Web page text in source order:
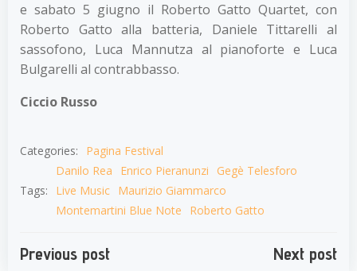
e sabato 5 giugno il Roberto Gatto Quartet, con
Roberto Gatto alla batteria, Daniele Tittarelli al
sassofono, Luca Mannutza al pianoforte e Luca
Bulgarelli al contrabbasso.
Ciccio Russo
Categories: Pagina Festival
Tags:
Danilo Rea Enrico Pieranunzi
Gegè Telesforo
Live Music Maurizio Giammarco
Montemartini Blue Note
Roberto Gatto
Navigazione
Previous post Navigazione
Next post